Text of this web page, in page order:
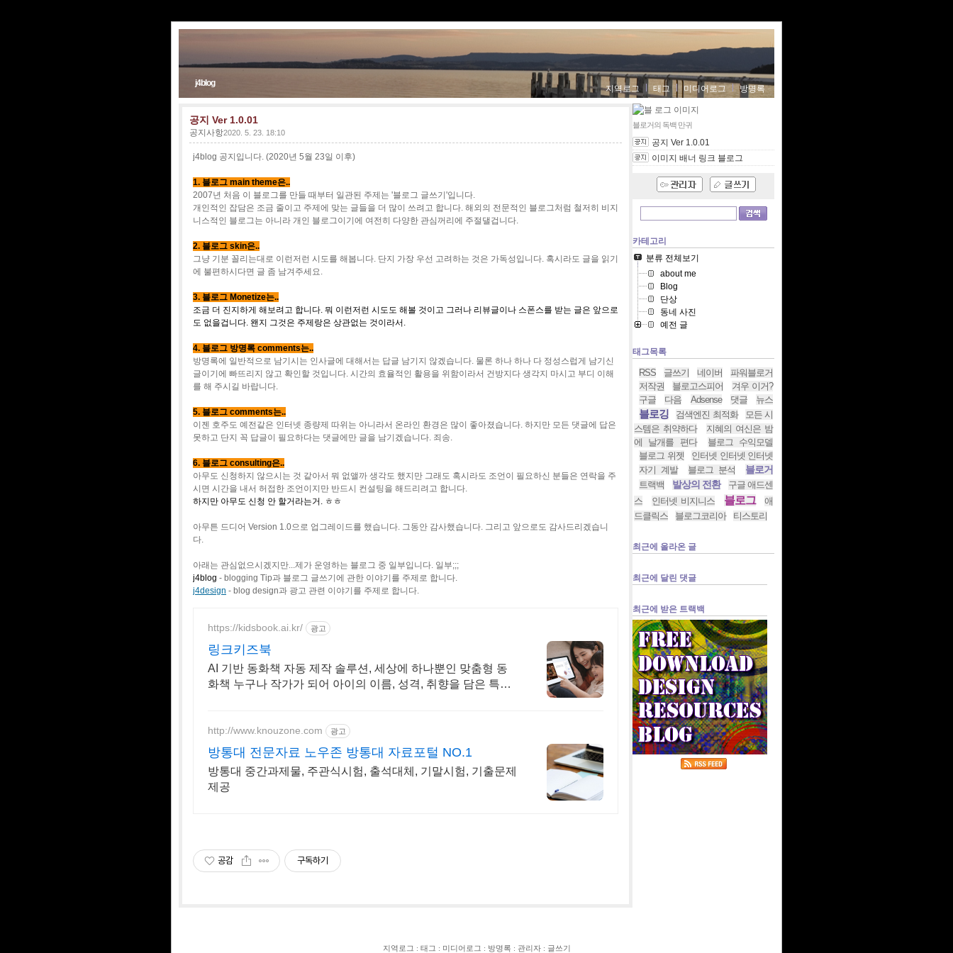
j4blog
지역로그 태그 미디어로그 방명록
공지 Ver 1.0.01
공지사항2020. 5. 23. 18:10
j4blog 공지입니다. (2020년 5월 23일 이후)
1. 블로그 main theme은..
2007년 처음 이 블로그를 만들 때부터 일관된 주제는 '블로그 글쓰기'입니다.
개인적인 잡담은 조금 줄이고 주제에 맞는 글들을 더 많이 쓰려고 합니다. 해외의 전문적인 블로그처럼 철저히 비지
니스적인 블로그는 아니라 개인 블로그이기에 여전히 다양한 관심꺼리에 주절댈겁니다.
2. 블로그 skin은..
그냥 기분 꼴리는대로 이런저런 시도를 해봅니다. 단지 가장 우선 고려하는 것은 가독성입니다. 혹시라도 글을 읽기
에 불편하시다면 글 좀 남겨주세요.
3. 블로그 Monetize는..
조금 더 진지하게 해보려고 합니다. 뭐 이런저런 시도도 해볼 것이고 그러나 리뷰글이나 스폰스를 받는 글은 앞으로
도 없을겁니다. 왠지 그것은 주제랑은 상관없는 것이라서.
4. 블로그 방명록 comments는..
방명록에 일반적으로 남기시는 인사글에 대해서는 답글 남기지 않겠습니다. 물론 하나 하나 다 정성스럽게 남기신
글이기에 빠뜨리지 않고 확인할 것입니다. 시간의 효율적인 활용을 위함이라서 건방지다 생각지 마시고 부디 이해
를 해 주시길 바랍니다.
5. 블로그 comments는..
이젠 호주도 예전같은 인터넷 종량제 따위는 아니라서 온라인 환경은 많이 좋아졌습니다. 하지만 모든 댓글에 답은
못하고 단지 꼭 답글이 필요하다는 댓글에만 글을 남기겠습니다. 죄송.
6. 블로그 consulting은..
아무도 신청하지 않으시는 것 같아서 뭐 없앨까 생각도 했지만 그래도 혹시라도 조언이 필요하신 분들은 연락을 주
시면 시간을 내서 허접한 조언이지만 반드시 컨설팅을 해드리려고 합니다.
하지만 아무도 신청 안 할거라는거. ㅎㅎ
아무튼 드디어 Version 1.0으로 업그레이드를 했습니다. 그동안 감사했습니다. 그리고 앞으로도 감사드리겠습니
다.
아래는 관심없으시겠지만...제가 운영하는 블로그 중 일부입니다. 일부;;;
j4blog - blogging Tip과 블로그 글쓰기에 관한 이야기를 주제로 합니다.
j4design - blog design과 광고 관련 이야기를 주제로 합니다.
https://kidsbook.ai.kr/ 광고
링크키즈북
AI 기반 동화책 자동 제작 솔루션, 세상에 하나뿐인 맞춤형 동
화책 누구나 작가가 되어 아이의 이름, 성격, 취향을 담은 특별
http://www.knouzone.com 광고
방통대 전문자료 노우존 방통대 자료포털 NO.1
방통대 중간과제물, 주관식시험, 출석대체, 기말시험, 기출문제
제공
공감 구독하기
블로거의 독백 만귀
공지 Ver 1.0.01
이미지 배너 링크 블로그
카테고리
분류 전체보기
about me
Blog
단상
동네 사진
예전 글
태그목록
RSS 글쓰기 네이버
파워블로거
저작권
블로고스피어
겨우 이거?
구글
다음 Adsense 댓글 뉴스
블로깅 검색엔진 최적화
모든 시
스템은 취약하다
지혜의 여신은 밤
에 날개를 편다
블로그 수익모델
블로그 위젯
인터넷 인터넷 인터넷
자기 계발
블로그 분석 블로거
트랙백 발상의 전환
구글 애드센
스
인터넷 비지니스 블로그
애
드클릭스
블로그코리아 티스토리
최근에 올라온 글
최근에 달린 댓글
최근에 받은 트랙백
지역로그 : 태그 : 미디어로그 : 방명록 : 관리자: 글쓰기